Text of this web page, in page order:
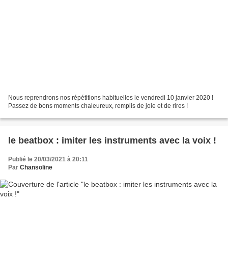
Nous reprendrons nos répétitions habituelles le vendredi 10 janvier 2020 !
Passez de bons moments chaleureux, remplis de joie et de rires !
le beatbox : imiter les instruments avec la voix !
Publié le 20/03/2021 à 20:11
Par Chansoline